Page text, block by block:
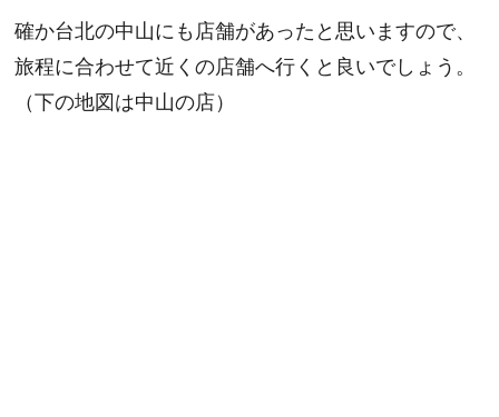
確か台北の中山にも店舗があったと思いますので、
旅程に合わせて近くの店舗へ行くと良いでしょう。
（下の地図は中山の店）